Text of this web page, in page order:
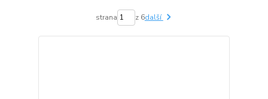
strana z 6další